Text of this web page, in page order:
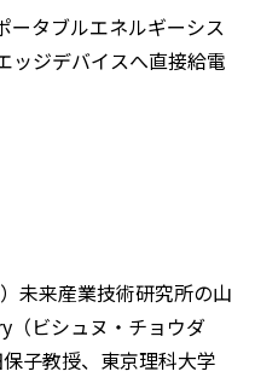
ータブルエネルギーシス
ッジデバイスへ直接給電
未来産業技術研究所の山
（ビシュヌ・チョウダ
子教授、東京理科大学